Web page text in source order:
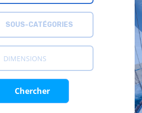
SOUS-CATÉGORIES
DIMENSIONS
Chercher